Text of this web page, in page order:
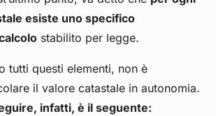
esiste uno specifico
stabilito per legge.
tutti questi elementi, non è
il valore catastale in autonomia.
infatti, è il seguente: